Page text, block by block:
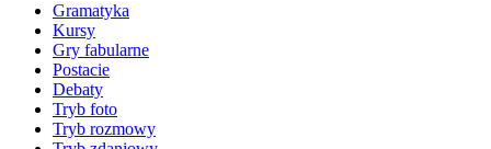
Gramatyka
Kursy
Gry fabularne
Postacie
Debaty
Tryb foto
Tryb rozmowy